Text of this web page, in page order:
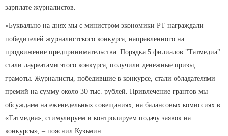
зарплате журналистов.
«Буквально на днях мы с министром экономики РТ награждали
победителей журналистского конкурса, направленного на
продвижение предпринимательства. Порядка 5 филиалов "Татмедиа"
стали лауреатами этого конкурса, получили денежные призы,
грамоты. Журналисты, победившие в конкурсе, стали обладателями
премий на сумму около 30 тыс. рублей. Привлечение грантов мы
обсуждаем на еженедельных совещаниях, на балансовых комиссиях в
«Татмедиа», стимулируем и контролируем подачу заявок на
конкурсы», – пояснил Кузьмин.